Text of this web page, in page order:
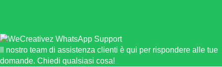
Il nostro team di assistenza clienti è qui per rispondere alle tue
domande. Chiedi qualsiasi cosa!